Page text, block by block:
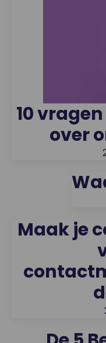
10
over
Maak je